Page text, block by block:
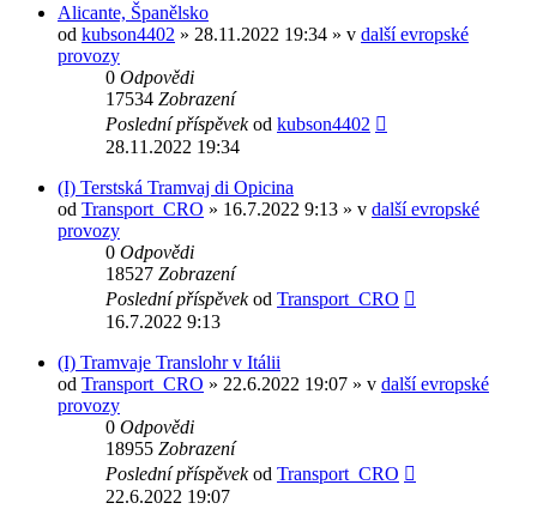
Alicante, Španělsko
od kubson4402 » 28.11.2022 19:34 » v další evropské
provozy
0 Odpovědi
17534 Zobrazení
Poslední příspěvekod kubson4402
28.11.2022 19:34
(I) Terstská Tramvaj di Opicina
od Transport_CRO » 16.7.2022 9:13 » v další evropské
provozy
0 Odpovědi
18527 Zobrazení
Poslední příspěvekod Transport_CRO
16.7.2022 9:13
(I) Tramvaje Translohr v Itálii
od Transport_CRO » 22.6.2022 19:07 » v další evropské
provozy
0 Odpovědi
18955 Zobrazení
Poslední příspěvekod Transport_CRO
22.6.2022 19:07